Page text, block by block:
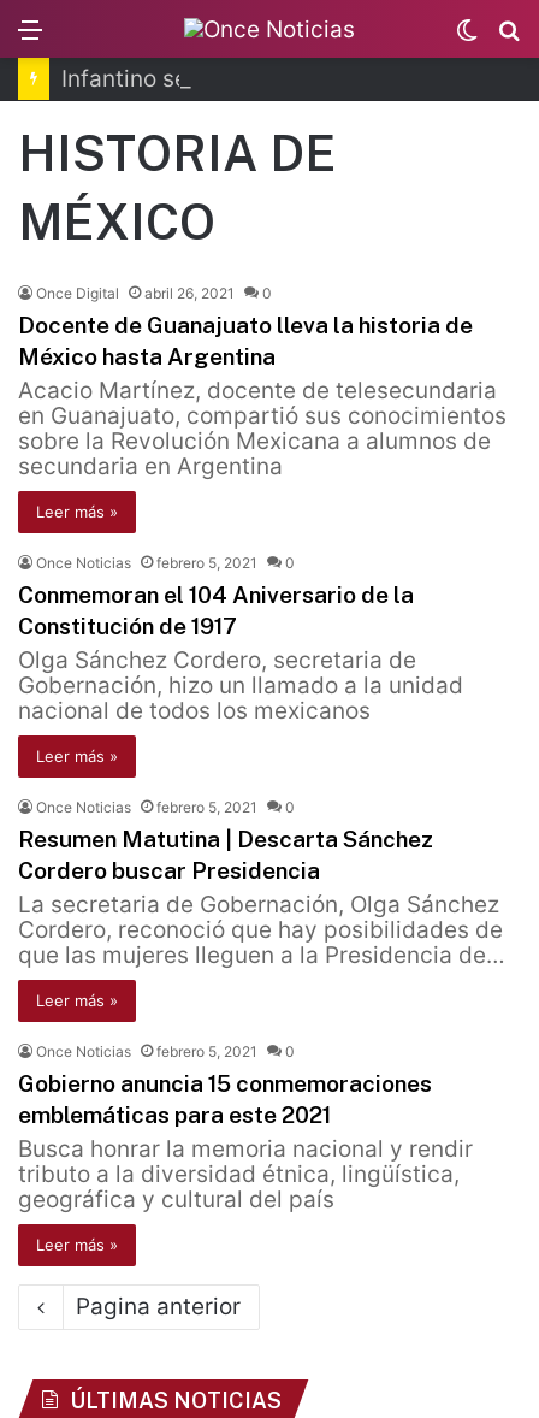
Switch
skin
HISTORIA DE
MÉXICO
Once Digital abril 26, 2021 0
Docente de Guanajuato lleva la historia de
México hasta Argentina
Acacio Martínez, docente de telesecundaria
en Guanajuato, compartió sus conocimientos
sobre la Revolución Mexicana a alumnos de
secundaria en Argentina
Leer más »
Once Noticias febrero 5, 2021 0
Conmemoran el 104 Aniversario de la
Constitución de 1917
Olga Sánchez Cordero, secretaria de
Gobernación, hizo un llamado a la unidad
nacional de todos los mexicanos
Leer más »
Once Noticias febrero 5, 2021 0
Resumen Matutina | Descarta Sánchez
Cordero buscar Presidencia
La secretaria de Gobernación, Olga Sánchez
Cordero, reconoció que hay posibilidades de
que las mujeres lleguen a la Presidencia de…
Leer más »
Once Noticias febrero 5, 2021 0
Gobierno anuncia 15 conmemoraciones
emblemáticas para este 2021
Busca honrar la memoria nacional y rendir
tributo a la diversidad étnica, lingüística,
geográfica y cultural del país
Leer más »
Pagina anterior
ÚLTIMAS NOTICIAS